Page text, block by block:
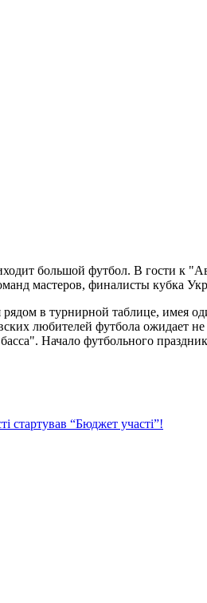
большой футбол. В гости
мастеров, финалисты кубка
в турнирной таблице, имея
любителей футбола ожидает
Начало футбольного
стартував “Бюджет участі”!